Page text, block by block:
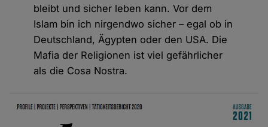
bleibt und sicher leben kann. Vor dem
Islam bin ich nirgendwo sicher – egal ob in
Deutschland, Ägypten oder den USA. Die
Mafia der Religionen ist viel gefährlicher
als die Cosa Nostra.